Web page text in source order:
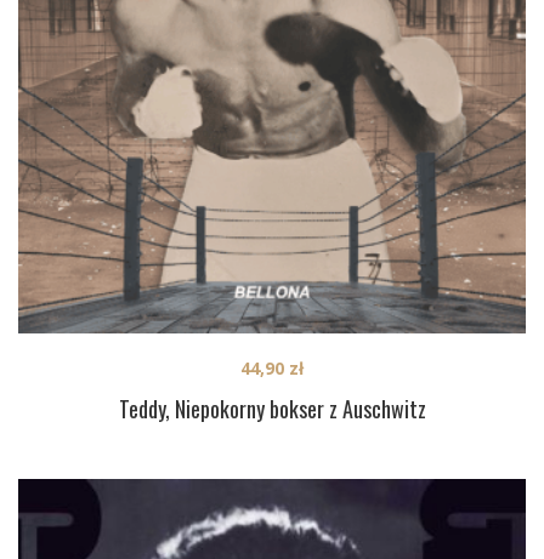
Teddy, Niepokorny bokser z Auschwitz
44,90 zł